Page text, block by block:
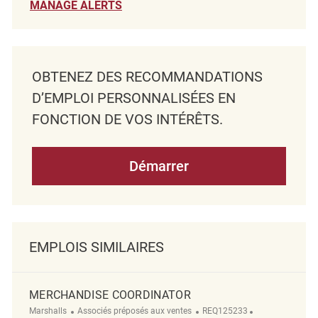
MANAGE ALERTS
OBTENEZ DES RECOMMANDATIONS
D’EMPLOI PERSONNALISÉES EN
FONCTION DE VOS INTÉRÊTS.
Démarrer
EMPLOIS SIMILAIRES
MERCHANDISE COORDINATOR
Marshalls Catégorie
Associés préposés aux ventes ReqId
REQ125233